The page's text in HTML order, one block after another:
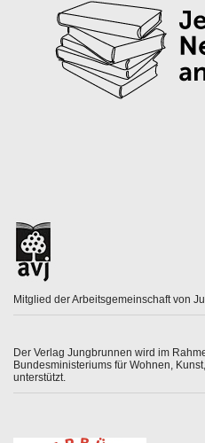
Mitglied der Arbeitsgemeinschaft von
Der Verlag Jungbrunnen wird im
Bundesministeriums für Wohnen,
unterstützt.